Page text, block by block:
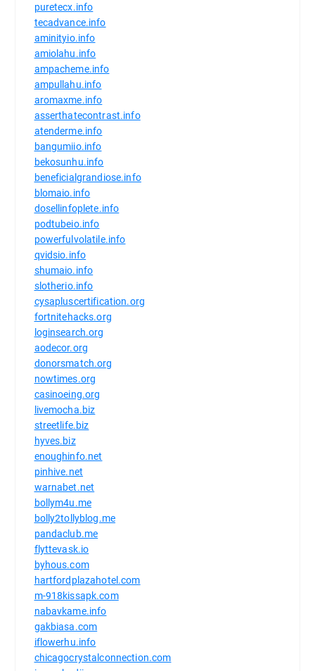
puretecx.info
tecadvance.info
aminityio.info
amiolahu.info
ampacheme.info
ampullahu.info
aromaxme.info
asserthatecontrast.info
atenderme.info
bangumiio.info
bekosunhu.info
beneficialgrandiose.info
blomaio.info
dosellinfoplete.info
podtubeio.info
powerfulvolatile.info
qvidsio.info
shumaio.info
slotherio.info
cysapluscertification.org
fortnitehacks.org
loginsearch.org
aodecor.org
donorsmatch.org
nowtimes.org
casinoeing.org
livemocha.biz
streetlife.biz
hyves.biz
enoughinfo.net
pinhive.net
warnabet.net
bollym4u.me
bolly2tollyblog.me
pandaclub.me
flyttevask.io
byhous.com
hartfordplazahotel.com
m-918kissapk.com
nabavkame.info
gakbiasa.com
iflowerhu.info
chicagocrystalconnection.com